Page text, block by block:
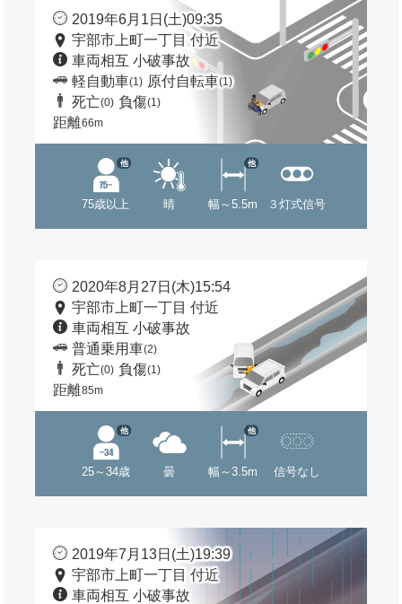
2019年6月1日(土)09:35
宇部市上町一丁目 付近
車両相互 小破事故
軽自動車(1) 原付自転車(1)
死亡(0) 負傷(1)
距離66m
75歳以上
他
晴 幅～5.5m
他
３灯式信号
2020年8月27日(木)15:54
宇部市上町一丁目 付近
車両相互 小破事故
普通乗用車(2)
死亡(0) 負傷(1)
距離85m
25～34歳
他
曇 幅～3.5m
他
信号なし
2019年7月13日(土)19:39
宇部市上町一丁目 付近
車両相互 小破事故